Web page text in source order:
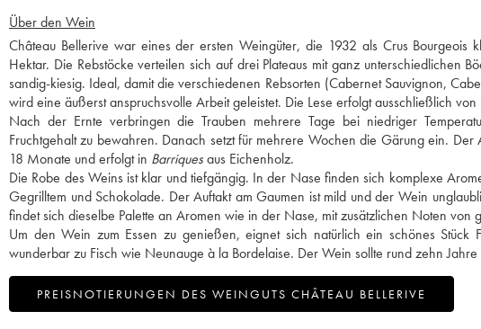
Über den Wein
Château Bellerive war eines der ersten Weingüter, die 1932 als Crus
Hektar. Die Rebstöcke verteilen sich auf drei Plateaus mit ganz unterschiedlichen
sandig-kiesig. Ideal, damit die verschiedenen Rebsorten (Cabernet Sauvignon,
wird eine äußerst anspruchsvolle Arbeit geleistet. Die Lese erfolgt ausschließlich
Nach der Ernte verbringen die Trauben mehrere Tage bei niedriger
Fruchtgehalt zu bewahren. Danach setzt für mehrere Wochen die Gärung ein.
18 Monate und erfolgt in Barriquesaus Eichenholz.
Die Robe des Weins ist klar und tiefgängig. In der Nase finden sich komplexe
Gegrilltem und Schokolade. Der Auftakt am Gaumen ist mild und der Wein
findet sich dieselbe Palette an Aromen wie in der Nase, mit zusätzlichen Noten von
Um den Wein zum Essen zu genießen, eignet sich natürlich ein schönes Stück
wunderbar zu Fisch wie Neunauge à la Bordelaise. Der Wein sollte rund zehn
PREISNOTIERUNGEN DES WEINGUTS CHÂTEAU BELLERIVE